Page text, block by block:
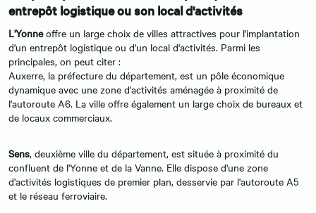
entrepôt logistique ou son local d'activités
L'Yonneoffre un large choix de villes attractives pour l'implantation
d'un entrepôt logistique ou d'un local d'activités. Parmi les
principales, on peut citer :
Auxerre, la préfecture du département, est un pôle économique
dynamique avec une zone d'activités aménagée à proximité de
l'autoroute A6. La ville offre également un large choix de bureaux et
de locaux commerciaux.
Sens, deuxième ville du département, est située à proximité du
confluent de l'Yonne et de la Vanne. Elle dispose d'une zone
d'activités logistiques de premier plan, desservie par l'autoroute A5
et le réseau ferroviaire.